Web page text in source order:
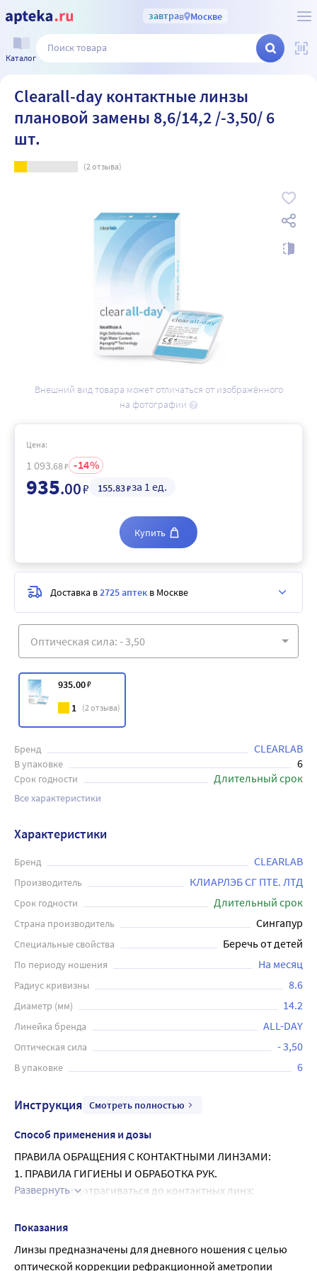
завтрав Москве
Каталог
Clearall-day контактные линзы
плановой замены 8,6/14,2 /-3,50/ 6
шт.
(2отзыва)
Внешний вид товара может отличаться от изображённого
на фотографии
935.00₽
1 (2отзыва)
Бренд CLEARLAB
В упаковке 6
Срок годности Длительный срок
Все характеристики
Цена:
1 093.68₽ 14
935.00₽ 155.83₽за 1 ед.
Купить
Доставка в2725 аптек в Москве
Характеристики
Бренд CLEARLAB
Производитель КЛИАРЛЭБ СГ ПТЕ. ЛТД
Срок годности Длительный срок
Страна производитель Сингапур
Специальные свойства Беречь от детей
По периоду ношения На месяц
Радиус кривизны 8.6
Диаметр (мм) 14.2
Линейка бренда ALL-DAY
Оптическая сила - 3,50
В упаковке 6
Инструкция Смотреть полностью
Способ применения и дозы
ПРАВИЛА ОБРАЩЕНИЯ С КОНТАКТНЫМИ ЛИНЗАМИ:
1. ПРАВИЛА ГИГИЕНЫ И ОБРАБОТКА РУК.
Прежде чем дотрагиваться до контактных линз:
сполосните их;
волокон на руках.
Развернуть
Показания
Линзы предназначены для дневного ношения с целью
оптической коррекции рефракционной аметропии